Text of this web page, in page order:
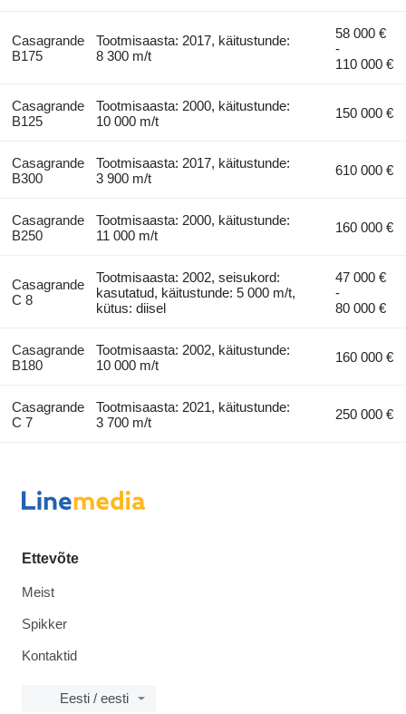
Casagrande
B175
Tootmisaasta: 2017, käitustunde:
8 300 m/t
58 000 €
-
110 000 €
Casagrande
B125
Tootmisaasta: 2000, käitustunde:
10 000 m/t
150 000 €
Casagrande
B300
Tootmisaasta: 2017, käitustunde:
3 900 m/t
610 000 €
Casagrande
B250
Tootmisaasta: 2000, käitustunde:
11 000 m/t
160 000 €
Casagrande
C 8
Tootmisaasta: 2002, seisukord:
kasutatud, käitustunde: 5 000 m/t,
kütus: diisel
47 000 €
-
80 000 €
Casagrande
B180
Tootmisaasta: 2002, käitustunde:
10 000 m/t
160 000 €
Casagrande
C 7
Tootmisaasta: 2021, käitustunde:
3 700 m/t
250 000 €
Ettevõte
Meist
Spikker
Kontaktid
Eesti / eesti